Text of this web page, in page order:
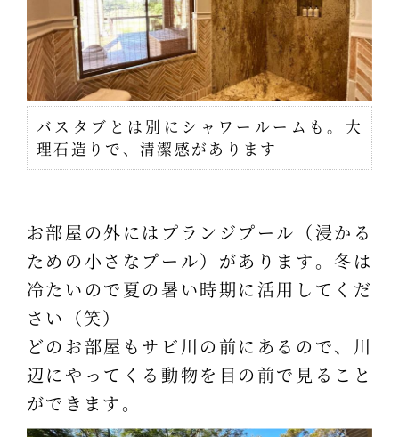
バスタブとは別にシャワールームも。大
理石造りで、清潔感があります
お部屋の外にはプランジプール（浸かる
ための小さなプール）があります。冬は
冷たいので夏の暑い時期に活用してくだ
さい（笑）
どのお部屋もサビ川の前にあるので、川
辺にやってくる動物を目の前で見ること
ができます。